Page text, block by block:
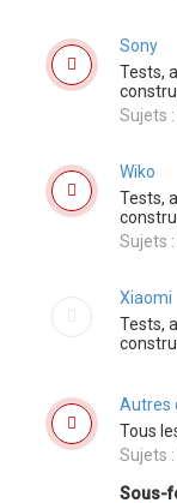
Sony
Tests,
Sujets :
Wiko
Tests,
Sujets :
Xiaomi
Tests,
Autres
Tous
Sujets :
Sous-